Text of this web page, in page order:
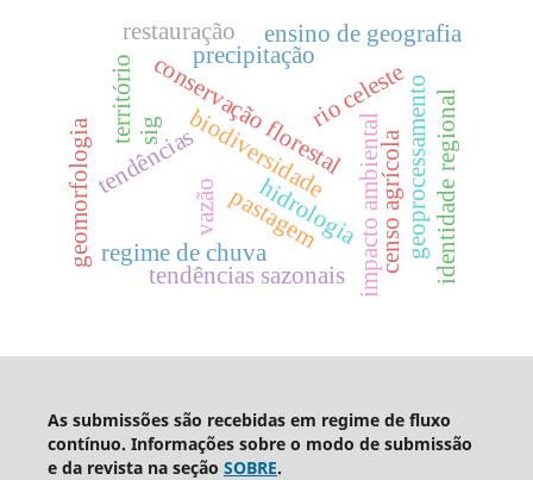
conservação florestalimpacto ambientalcenso agrícola
biodiversidade
rio celeste
tendências
precipitação
vazão
geomorfologia geoprocessamento
hidrologia
regime de chuva
tendências sazonais
território identidade regional
ensino de geografia
restauração
pastagem
sig
As submissões são recebidas em regime de fluxo
contínuo. Informações sobre o modo de submissão
e da revista na seção SOBRE.